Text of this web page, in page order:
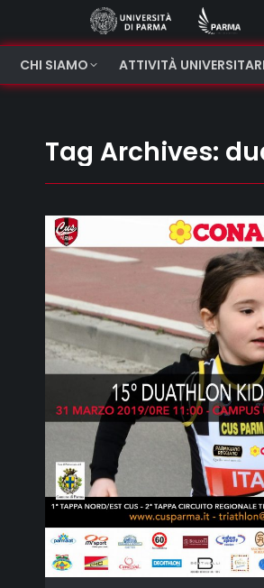
CHI SIAMO ATTIVITÀ
Tag Archives: